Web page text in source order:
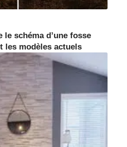
le schéma d’une fosse
les modèles actuels